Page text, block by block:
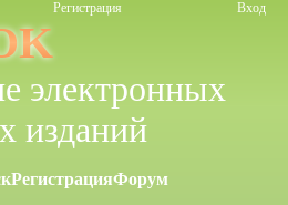
Регистрация Вход
электронных
изданий
РегистрацияФорум